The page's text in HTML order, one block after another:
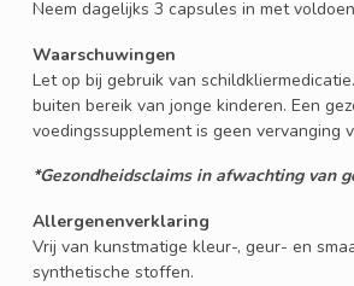
Neem dagelijks 3 capsules in met
Waarschuwingen
Let op bij gebruik van
buiten bereik van jonge kinderen. Een
voedingssupplement is geen vervanging
*Gezondheidsclaims in afwachting van
Allergenenverklaring
Vrij van kunstmatige kleur-, geur- en
synthetische stoffen.